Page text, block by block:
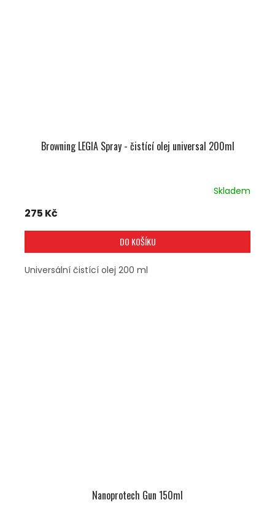
Browning LEGIA Spray - čistící olej universal 200ml
Skladem
275 Kč
DO KOŠÍKU
Universální čistící olej 200 ml
Nanoprotech Gun 150ml